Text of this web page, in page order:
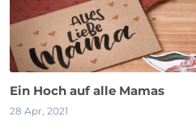
Ein Hoch auf alle Mamas
28 Apr, 2021